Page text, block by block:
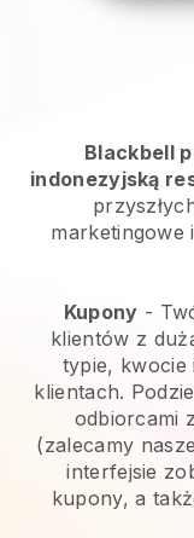
Blackbell
indonezyjską
marketingowe
Kupony -
klientów z
typie, kwocie
klientach.
odbiorcami
(zalecamy
interfejsie
kupony, a